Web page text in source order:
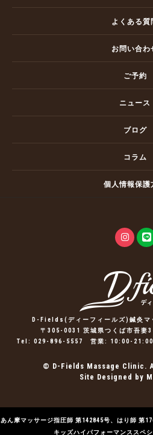
よくある質
お問い合わ
ご予約
ニュース
ブログ
コラム
個人情報保護
D-Fields(ディーフィールズ)鍼灸マ
〒305-0031 茨城県つくば市吾妻
Tel: 029-896-5557 営業: 10:00-21:00
© D-Fields Massage Clinic.
Site Designed by
あん摩マッサージ指圧師 第142845号、はり師 第
キッズハイパフォーマンススペ